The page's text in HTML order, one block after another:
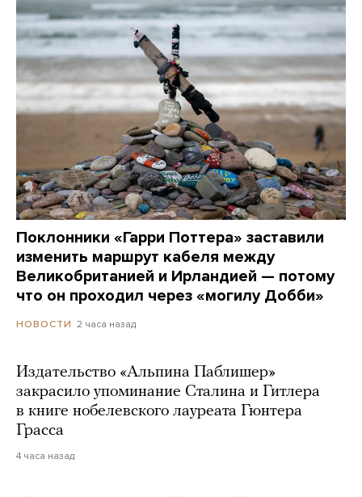
Поклонники «Гарри Поттера» заставили
изменить маршрут кабеля между
Великобританией и Ирландией — потому
что он проходил через «могилу Добби»
НОВОСТИ 2 часа назад
Издательство «Альпина Паблишер»
закрасило упоминание Сталина и Гитлера
в книге нобелевского лауреата Гюнтера
Грасса
4 часа назад